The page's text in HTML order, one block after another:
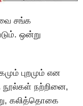
சங்க
ஒன்று
புறமும் என
நூல்கள் நற்றினை,
கலித்தொகை